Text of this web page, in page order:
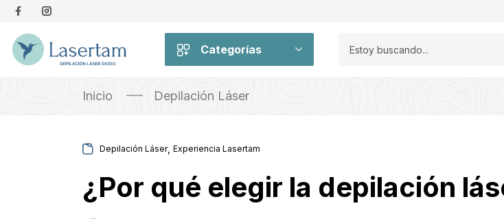
Categorías
Inicio Depilación Láser
Depilación Láser, Experiencia Lasertam
¿Por qué elegir la depilación